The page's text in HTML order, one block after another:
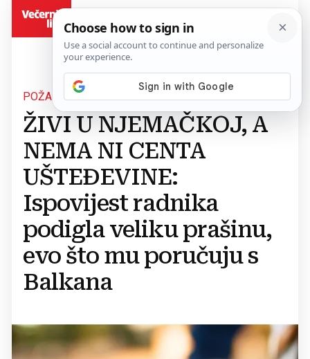
POŽALIO SE
ŽIVI U NJEMAČKOJ, A
NEMA NI CENTA
UŠTEĐEVINE:
Ispovijest radnika
podigla veliku prašinu,
evo što mu poručuju s
Balkana